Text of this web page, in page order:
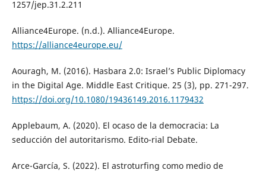
1257/jep.31.2.211
Alliance4Europe. (n.d.). Alliance4Europe.
https://alliance4europe.eu/
Aouragh, M. (2016). Hasbara 2.0: Israel’s Public Diplomacy
in the Digital Age. Middle East Critique. 25 (3), pp. 271-297.
https://doi.org/10.1080/19436149.2016.1179432
Applebaum, A. (2020). El ocaso de la democracia: La
seducción del autoritarismo. Edito-rial Debate.
Arce-García, S. (2022). El astroturfing como medio de